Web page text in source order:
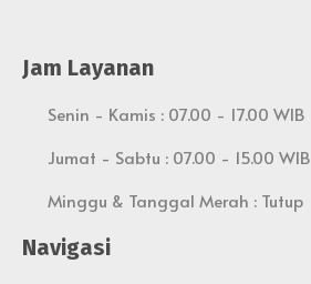
Jam Layanan
Senin - Kamis : 07.00 - 17.00 WIB
Jumat - Sabtu : 07.00 - 15.00 WIB
Minggu & Tanggal Merah : Tutup
Navigasi